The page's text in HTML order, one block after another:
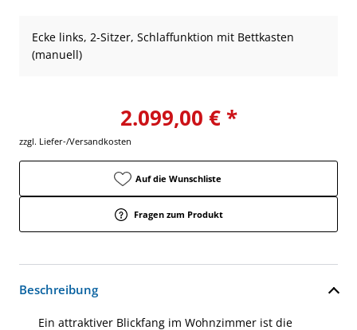
Ecke links, 2-Sitzer, Schlaffunktion mit Bettkasten
(manuell)
2.099,00 € *
zzgl. Liefer-/Versandkosten
Auf die Wunschliste
Fragen zum Produkt
Beschreibung
Ein attraktiver Blickfang im Wohnzimmer ist die